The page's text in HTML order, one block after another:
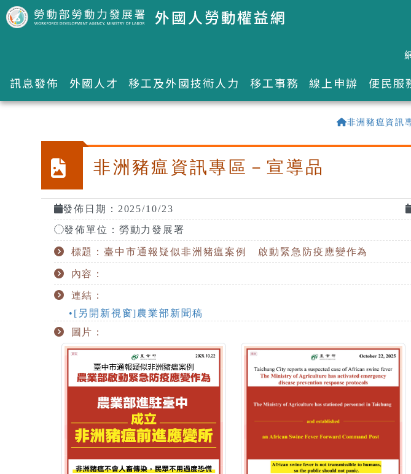
跳到主要內容區塊 外國人勞動權益網
:::
訊息發佈 外國人才 移工及外國技術人力 移工事務 線上申辦 便民服
非洲豬瘟資訊
非洲豬瘟資訊專區－宣導品
發佈日期：2025/10/23
發佈單位：勞動力發展署
標題：臺中市通報疑似非洲豬瘟案例 啟動緊急防疫應變作為
內容：
連結：
•[另開新視窗]農業部新聞稿
圖片：